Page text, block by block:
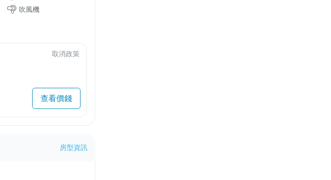
吹風機
取消政策
查看價錢
房型資訊